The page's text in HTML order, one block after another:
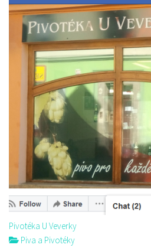
Pivotéka U Veverky
Piva a Pivotéky